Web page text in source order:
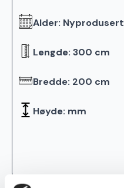
Alder: Nyprodusert
Lengde: 300 cm
Bredde: 200 cm
Høyde: mm